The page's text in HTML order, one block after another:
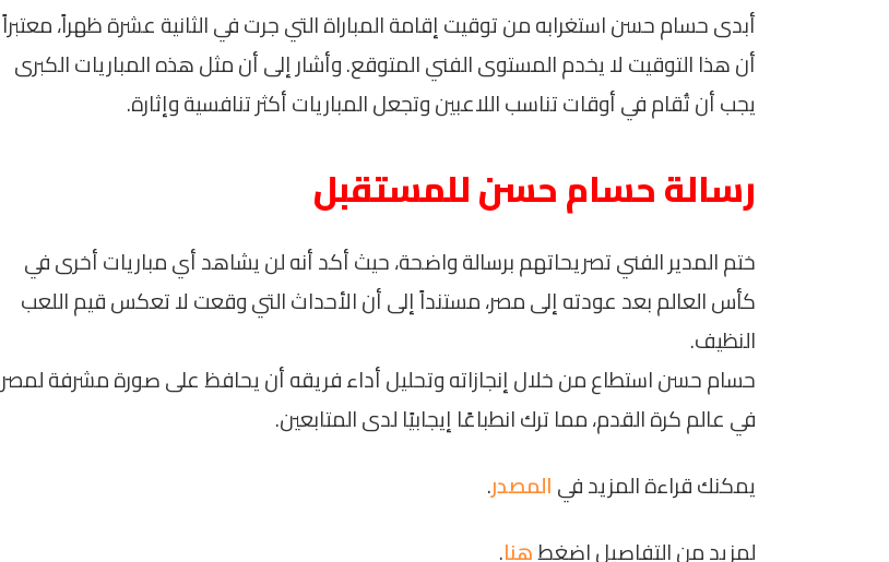
أبدى حسام حسن استغرابه من توقيت إقامة المباراة التي جرت في الثانية عشرة ظهراً، معتبراً
أن هذا التوقيت لا يخدم المستوى الفني المتوقع. وأشار إلى أن مثل هذه المباريات الكبرى
يجب أن تُقام في أوقات تناسب اللاعبين وتجعل المباريات أكثر تنافسية وإثارة.
رسالة حسام حسن للمستقبل
ختم المدير الفني تصريحاتهم برسالة واضحة، حيث أكد أنه لن يشاهد أي مباريات أخرى في
كأس العالم بعد عودته إلى مصر، مستنداً إلى أن الأحداث التي وقعت لا تعكس قيم اللعب
النظيف.
حسام حسن استطاع من خلال إنجازاته وتحليل أداء فريقه أن يحافظ على صورة مشرفة لمصر
في عالم كرة القدم، مما ترك انطباعًا إيجابيًا لدى المتابعين.
يمكنك قراءة المزيد فيالمصدر.
لمزيد من التفاصيل اضغطهنا.